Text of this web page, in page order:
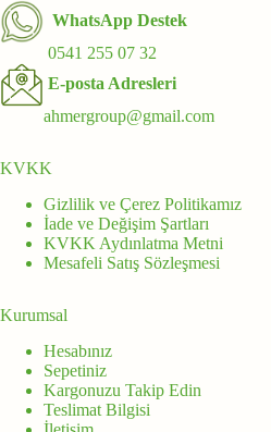
WhatsApp Destek
0541 255 07 32
E-posta Adresleri
ahmergroup@gmail.com
KVKK
Gizlilik ve Çerez Politikamız
İade ve Değişim Şartları
KVKK Aydınlatma Metni
Mesafeli Satış Sözleşmesi
Kurumsal
Hesabınız
Sepetiniz
Kargonuzu Takip Edin
Teslimat Bilgisi